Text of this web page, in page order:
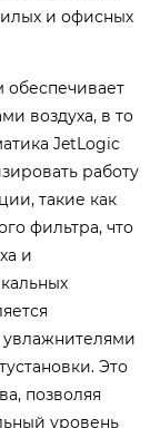
и офисных
обеспечивает
воздуха, в то
JetLogic
работу
такие как
фильтра, что
и
Это
позволяя
уровень